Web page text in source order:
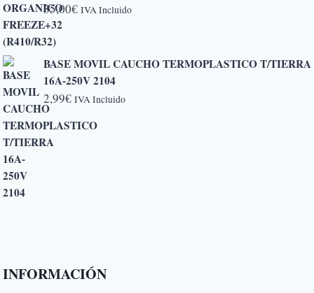
hasta
35,00€ IVA Incluido
BASE MOVIL CAUCHO TERMOPLASTICO T/TIERRA
16A-250V 2104
2,99€ IVA Incluido
INFORMACIÓN